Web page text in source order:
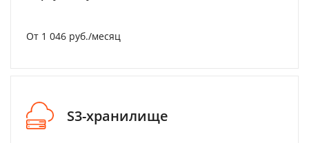
От 1 046 руб./месяц
S3-хранилище